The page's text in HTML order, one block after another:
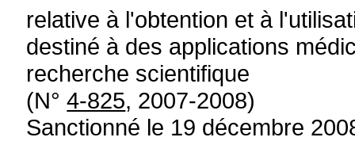
relative à l'obtention et à
destiné à des applications
recherche scientifique
(N°4-825, 2007-2008)
Sanctionné le 19 décembre